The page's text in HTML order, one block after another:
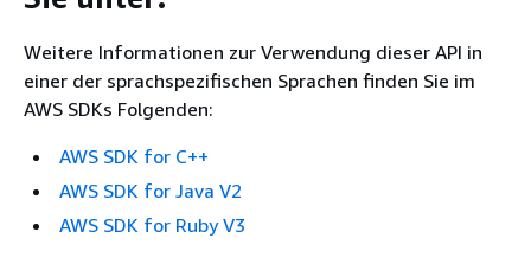
Weitere Informationen zur Verwendung dieser API in
einer der sprachspezifischen Sprachen finden Sie im
AWS SDKs Folgenden:
AWS SDK for C++
AWS SDK for Java V2
AWS SDK for Ruby V3